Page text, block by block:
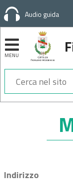
Audio guida
MENU
Indirizzo